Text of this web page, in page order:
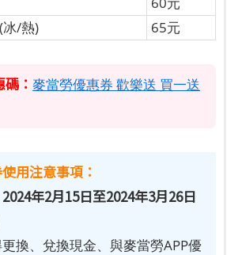
/熱)
65元
： 麥當勞優惠券 歡樂送 買一送
用注意事項：
2024年2月15日至2024年3月26日
更換、兌換現金、與麥當勞APP優